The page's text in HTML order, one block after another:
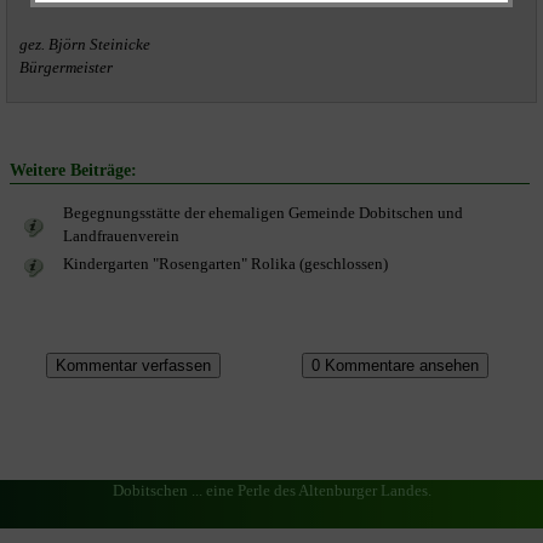
gez. Björn Steinicke
Bürgermeister
Weitere Beiträge:
Begegnungsstätte der ehemaligen Gemeinde Dobitschen und
Landfrauenverein
Kindergarten "Rosengarten" Rolika (geschlossen)
Dobitschen ... eine Perle des Altenburger Landes.